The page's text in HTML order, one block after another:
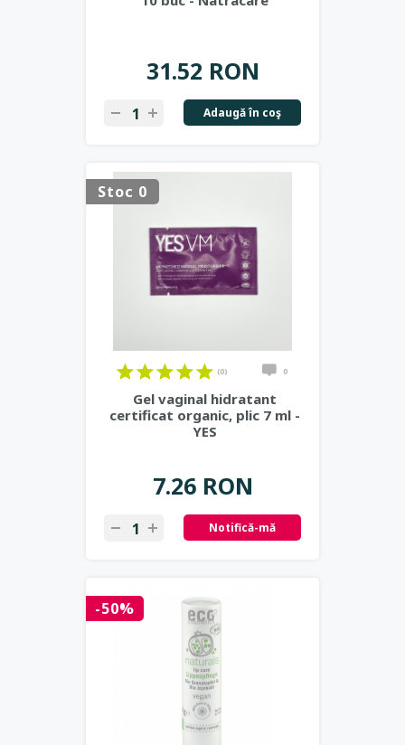
31.52 RON
Adaugă în coş
Stoc 0
(0) 0
Gel vaginal hidratant
certificat organic, plic 7 ml -
YES
7.26 RON
Notifică-mă
-50%